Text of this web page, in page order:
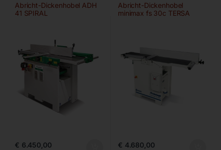
Abricht-Dickenhobel ADH
41 SPIRAL
€ 6.450,00
Abricht-Dickenhobel
minimax fs 30c TERSA
€ 4.680,00